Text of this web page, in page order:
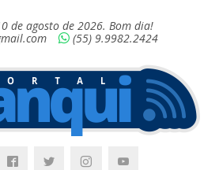
de agosto de 2026. Bom dia!
(55) 9.9982.2424